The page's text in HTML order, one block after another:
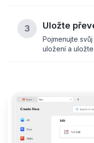
3 Uložte
Pojmenujte
uložení a